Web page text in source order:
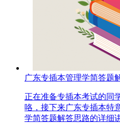
广东专插本管理学简答题
正在准备专插本考试的同
咯，接下来广东专插本特
学简答题解答思路的详细